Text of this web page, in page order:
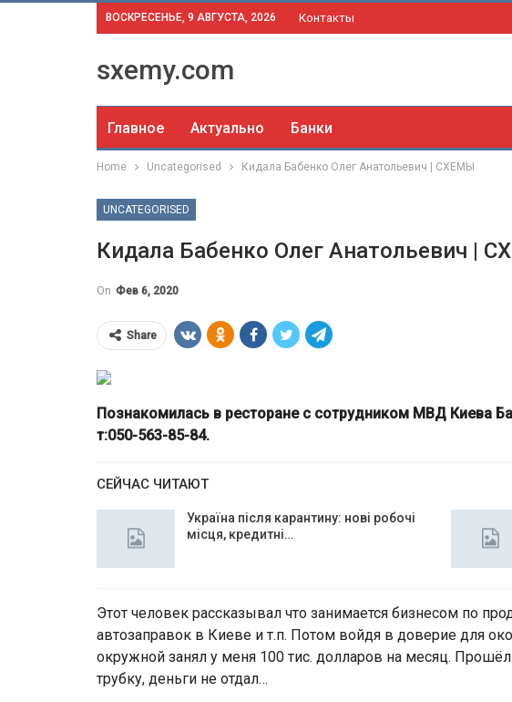
ВОСКРЕСЕНЬЕ, 9 АВГУСТА, 2026 Контакты
sxemy.com
Главное Актуально Банки
Home Uncategorised Кидала Бабенко Олег Анатольевич | СХЕМЫ
UNCATEGORISED
Кидала Бабенко Олег Анатольевич |
On Фев 6, 2020
Share
Познакомилась в ресторане с сотрудником МВД Киева
т:050-563-85-84.
СЕЙЧАС ЧИТАЮТ
Україна після карантину: нові робочі
місця, кредитні…
Этот человек рассказывал что занимается бизнесом по
автозаправок в Киеве и т.п. Потом войдя в доверие для
окружной занял у меня 100 тис. долларов на месяц. Прошёл
трубку, деньги не отдал…